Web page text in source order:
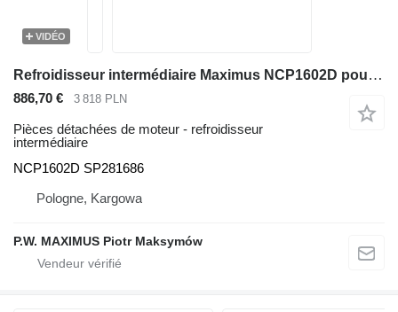
VIDÉO
Refroidisseur intermédiaire Maximus NCP1602D pour bulldozer Dressta TD-20
886,70 € 3 818 PLN
Pièces détachées de moteur - refroidisseur
intermédiaire
NCP1602D SP281686
Pologne, Kargowa
P.W. MAXIMUS Piotr Maksymów